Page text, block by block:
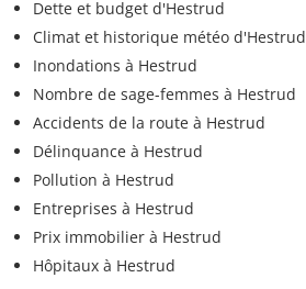
Dette et budget d'Hestrud
Climat et historique météo d'Hestrud
Inondations à Hestrud
Nombre de sage-femmes à Hestrud
Accidents de la route à Hestrud
Délinquance à Hestrud
Pollution à Hestrud
Entreprises à Hestrud
Prix immobilier à Hestrud
Hôpitaux à Hestrud